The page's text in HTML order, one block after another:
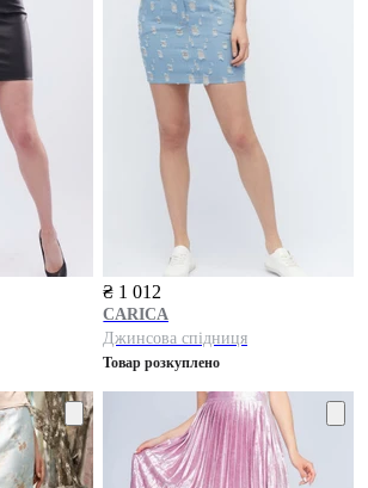
₴ 1 012
CARICA
Джинсова спідниця
Товар розкуплено